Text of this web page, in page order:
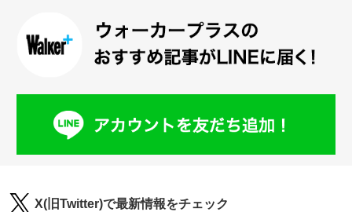
X(旧Twitter)で最新情報をチェック